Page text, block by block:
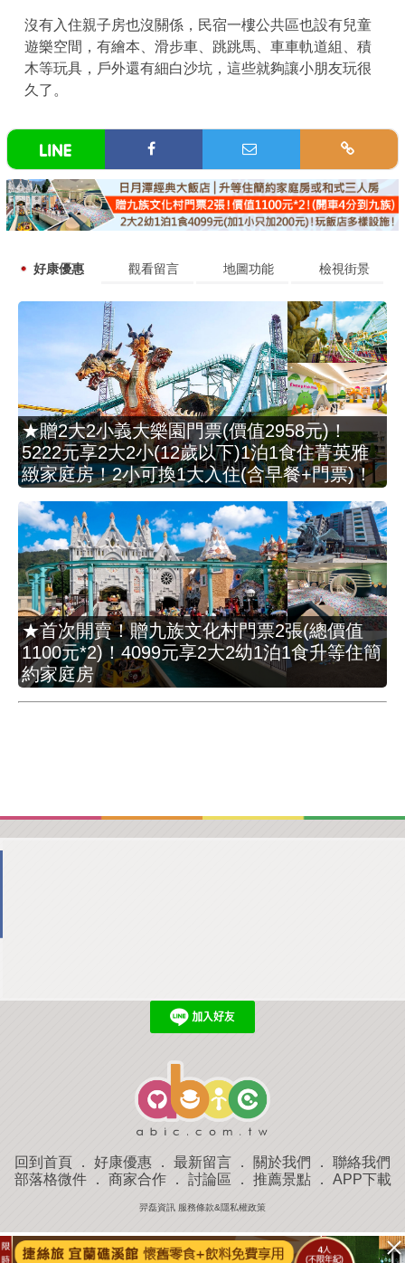
沒有入住親子房也沒關係，民宿一樓公共區也設有兒童
遊樂空間，有繪本、滑步車、跳跳馬、車車軌道組、積
木等玩具，戶外還有細白沙坑，這些就夠讓小朋友玩很
久了。
好康優惠 觀看留言 地圖功能 檢視街景
★贈2大2小義大樂園門票(價值2958元)！
5222元享2大2小(12歲以下)1泊1食住菁英雅
緻家庭房！2小可換1大入住(含早餐+門票)！
★首次開賣！贈九族文化村門票2張(總價值
1100元*2)！4099元享2大2幼1泊1食升等住簡
約家庭房
回到首頁 ． 好康優惠 ． 最新留言 ． 關於我們 ． 聯絡我們
部落格微件． 商家合作． 討論區 ． 推薦景點． APP下載
羿磊資訊 服務條款&隱私權政策